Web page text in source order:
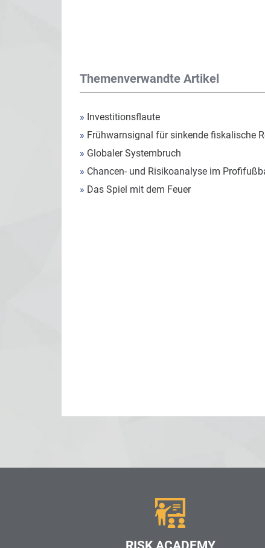
Themenverwandte Artikel
» Investitionsflaute
» Frühwarnsignal für sinkende fiskalische
» Globaler Systembruch
» Chancen- und Risikoanalyse im
» Das Spiel mit dem Feuer